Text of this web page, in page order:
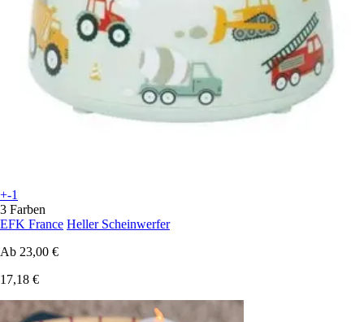
+-1
3 Farben
EFK France Heller Scheinwerfer
Ab 23,00 €
17,18 €